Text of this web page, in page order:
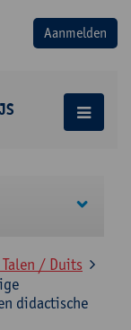
/ Duits
didactische